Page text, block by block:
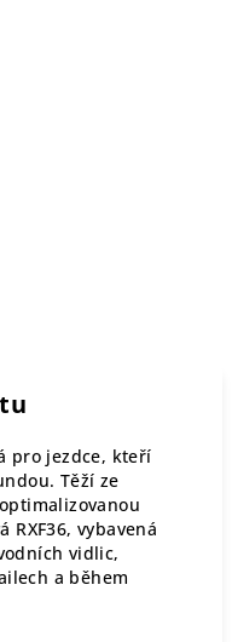
pro jezdce, kteří
Těží ze
RXF36, vybavená
vidlic,
a během